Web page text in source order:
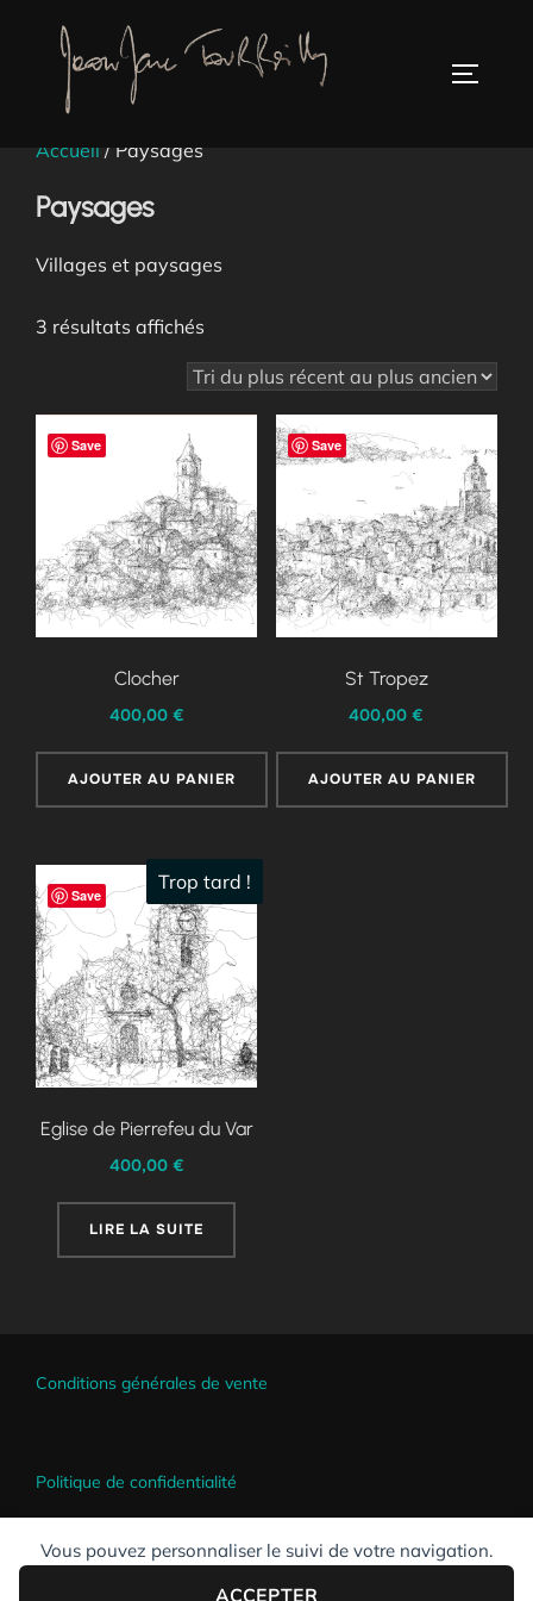
Vous pouvez personnaliser le suivi de votre navigation.
ACCEPTER
contenu
Accueil / Paysages
Paysages
Villages et paysages
3 résultats affichés
du
plus
plus
ancien
Save
Clocher
400,00 €
AJOUTER AU PANIER
Save
St Tropez
400,00€
AJOUTER AU PANIER
Save
Trop tard !
Eglise de Pierrefeu du Var
400,00 €
LIRE LA SUITE
Conditions générales de vente
Politique de confidentialité